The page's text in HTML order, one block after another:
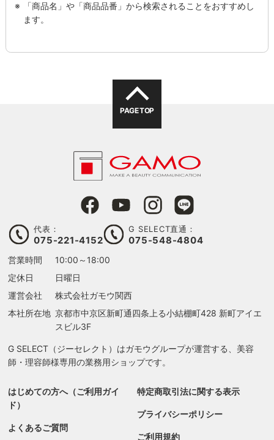
「商品名」や「商品品番」から検索されることをおすすめし
ます。
PAGE TOP
代表：
075-221-4152
G SELECT直通：
075-548-4804
営業時間
10:00～18:00
定休日
日曜日
運営会社
株式会社ガモウ関西
本社所在地 京都市中京区新町通四条上る小結棚町428 新町アイエ
スビル3F
G SELECT（ジーセレクト）はガモウグループが運営する、美容
師・理容師様専用の業務用ショップです。
はじめての方へ（ご利用ガイ
ド）
よくあるご質問
特定商取引法に関する表示
プライバシーポリシー
ご利用規約